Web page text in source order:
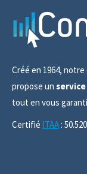
Créé en 1964,
propose un
tout en vous
Certifié ITAA :